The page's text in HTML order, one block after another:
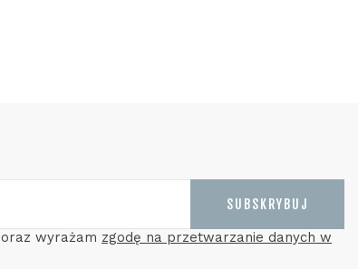
SUBSKRYBUJ
oraz wyrażam zgodę na przetwarzanie danych w